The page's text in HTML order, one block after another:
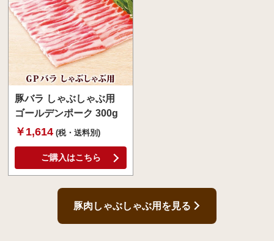
豚バラ しゃぶしゃぶ用
ゴールデンポーク 300g
￥1,614 (税・送料別)
ご購入はこちら
豚肉しゃぶしゃぶ用を見る